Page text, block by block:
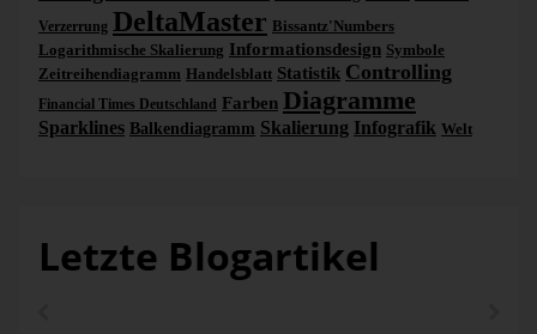
Verzerrung DeltaMaster Bissantz'Numbers
Logarithmische Skalierung Informationsdesign Symbole
Zeitreihendiagramm Handelsblatt Statistik Controlling
Financial Times Deutschland Farben Diagramme
Sparklines Balkendiagramm Skalierung Infografik Welt
Letzte Blogartikel